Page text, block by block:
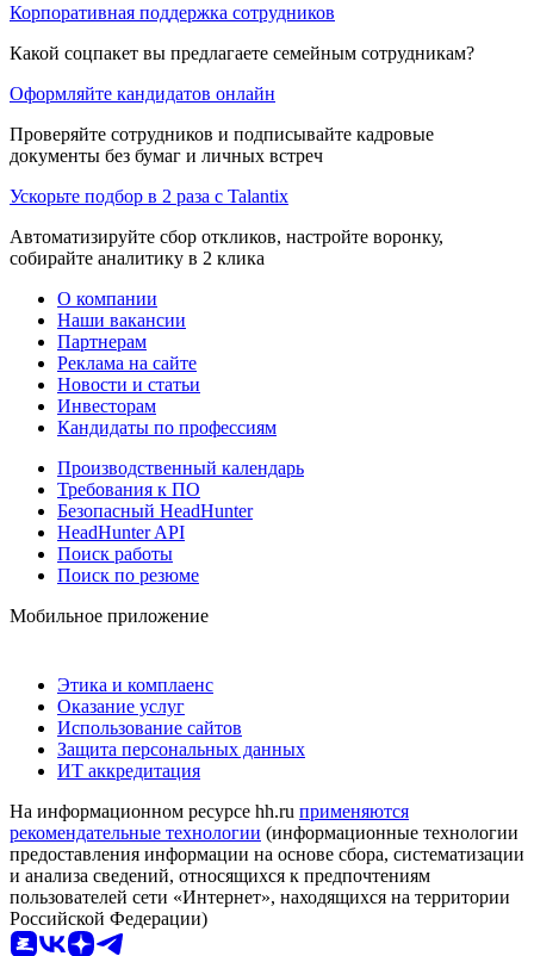
Корпоративная поддержка сотрудников
Какой соцпакет вы предлагаете семейным сотрудникам?
Оформляйте кандидатов онлайн
Проверяйте сотрудников и подписывайте кадровые
документы без бумаг и личных встреч
Ускорьте подбор в 2 раза с Talantix
Автоматизируйте сбор откликов, настройте воронку,
собирайте аналитику в 2 клика
О компании
Наши вакансии
Партнерам
Реклама на сайте
Новости и статьи
Инвесторам
Кандидаты по профессиям
Производственный календарь
Требования к ПО
Безопасный HeadHunter
HeadHunter API
Поиск работы
Поиск по резюме
Мобильное приложение
Этика и комплаенс
Оказание услуг
Использование сайтов
Защита персональных данных
ИТ аккредитация
На информационном ресурсе hh.ru применяются
рекомендательные технологии (информационные технологии
предоставления информации на основе сбора, систематизации
и анализа сведений, относящихся к предпочтениям
пользователей сети «Интернет», находящихся на территории
Российской Федерации)